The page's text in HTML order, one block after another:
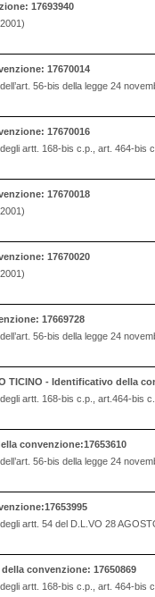
17693940
17670014
56-bis della legge 24
17670016
artt. 168-bis c.p., art. 464-
17670018
17670020
17669728
56-bis della legge 24
TICINO - Identificativo della
artt. 168-bis c.p., art.464-bis
convenzione:17653610
56-bis della legge 24
artt. 54 del D.L.VO 28
convenzione: 17650869
artt. 168-bis c.p., art. 464-